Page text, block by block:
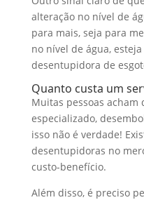
alteração no nível de
para mais, seja para
no nível de água,
desentupidora de
Quanto custa um
Muitas pessoas acham
especializado,
isso não é verdade!
desentupidoras no
custo-benefício.
Além disso, é preciso